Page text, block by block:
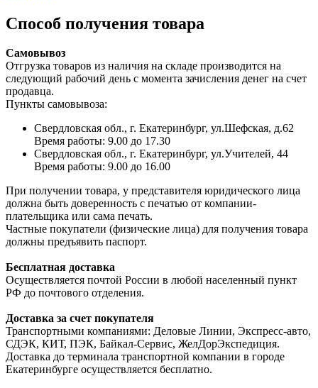
Способ получения товара
Самовывоз
Отгрузка товаров из наличия на складе производится на
следующий рабочий день с момента зачисления денег на счет
продавца.
Пункты самовывоза:
Свердловская обл., г. Екатеринбург, ул.Шефская, д.62
Время работы: 9.00 до 17.30
Свердловская обл., г. Екатеринбург, ул.Учителей, 44
Время работы: 9.00 до 16.00
При получении товара, у представителя юридического лица
должна быть доверенность с печатью от компании-
плательщика или сама печать.
Частные покупатели (физические лица) для получения товара
должны предъявить паспорт.
Бесплатная доставка
Осуществляется почтой России в любой населенный пункт
РФ до почтового отделения.
Доставка за счет покупателя
Транспортными компаниями: Деловые Линии, Экспресс-авто,
СДЭК, КИТ, ПЭК, Байкал-Сервис, ЖелДорЭкспедиция.
Доставка до терминала транспортной компании в городе
Екатеринбурге осуществляется бесплатно.